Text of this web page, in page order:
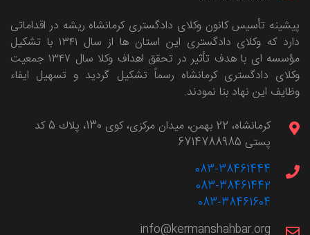
پیشینه تأسیس کانون وکلای دادگستری کرمانشاه ریشه در اقداماتی
دارد که وکلای دادگستری این استان ها از سال ۱۳۴۱ با تشکیل
مؤسسه ای با هدف تأثیر در تحقق اهداف وکلا سال ۱۳۴۷ جمعیت
وکلای دادگستری کرمانشاه رسماً تشکیل گردید و تسهیل ایفاء
وظایف این نهاد بنا نمودند.
كرمانشاه، 22 بهمن، ميدان مركزی، كوی 130، پلاك 5 کد
پستی 6714788985
083-38461444
083-38461442
083-38461604
info@kermanshahbar.org